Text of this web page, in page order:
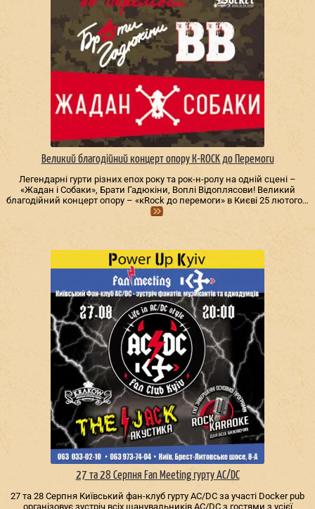
Великий благодійний концерт опору К-ROCK до Перемоги
Легендарні гурти різних епох року та рок-н-ролу на одній сцені –
«Жадан і Собаки», Брати Гадюкіни, Воплі Відоплясови! Великий
благодійний концерт опору – «кRock до перемоги» в Києві 25 лютого…
27 та 28 Серпня Fan Meeting гурту AC/DС
27 та 28 Серпня Київський фан-клуб гурту AC/DС за участі Docker pub
організовує зустріч всіх шанувальників AC/DС з гостями з усієї